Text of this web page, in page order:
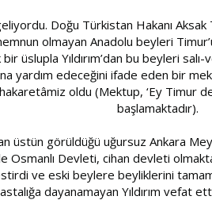
Doğu Türkistan Hakanı
olmayan Anadolu beyleri
üslupla Yıldırım’dan bu beyleri
yardım edeceğini ifade eden bir
hakaretâmiz oldu (Mektup, ‘Ey
başlamaktadır).
üstün görüldüğü uğursuz Ankara
Osmanlı Devleti, cihan devleti
ve eski beylere beyliklerini
dayanamayan Yıldırım